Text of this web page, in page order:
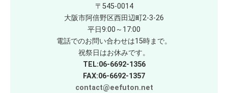
〒545-0014
大阪市阿倍野区西田辺町2-3-26
平日9:00～17:00
電話でのお問い合わせは15時まで。
祝祭日はお休みです。
TEL:06-6692-1356
FAX:06-6692-1357
contact@eefuton.net